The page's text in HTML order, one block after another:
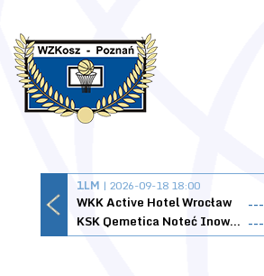
1LM | 2026-09-18 18:00
WKK Active Hotel Wrocław
---
KSK Qemetica Noteć Inowrocław ---